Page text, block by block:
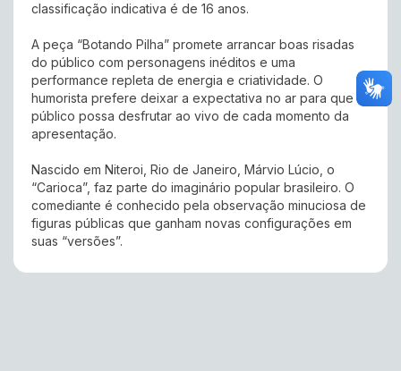
classificação indicativa é de 16 anos.
A peça “Botando Pilha” promete arrancar boas risadas
do público com personagens inéditos e uma
performance repleta de energia e criatividade. O
humorista prefere deixar a expectativa no ar para que o
público possa desfrutar ao vivo de cada momento da
apresentação.
Nascido em Niteroi, Rio de Janeiro, Márvio Lúcio, o
“Carioca”, faz parte do imaginário popular brasileiro. O
comediante é conhecido pela observação minuciosa de
figuras públicas que ganham novas configurações em
suas “versões”.